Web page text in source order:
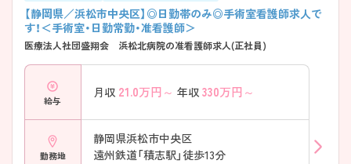
【静岡県／浜松市中央区】◎日勤帯のみ◎手術室看護師求人で
す！＜手術室・日勤常勤・准看護師＞
医療法人社団盛翔会 浜松北病院の准看護師求人(正社員)
給与
月収 21.0万円～ 年収 330万円～
勤務地
静岡県浜松市中央区
遠州鉄道「積志駅」徒歩13分